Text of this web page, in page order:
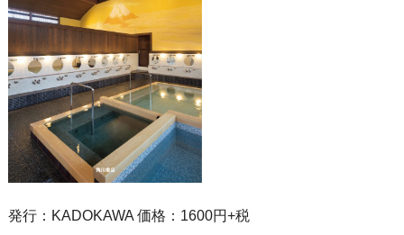
発行：KADOKAWA 価格：1600円+税